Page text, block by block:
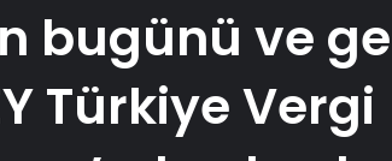
bugünü ve
Türkiye Vergi